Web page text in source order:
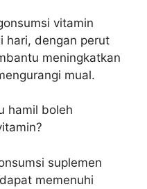
vitamin
hari, dengan perut
meningkatkan
mual.
hamil boleh
suplemen
memenuhi